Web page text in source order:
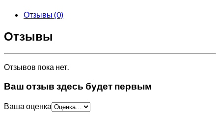
Отзывы (0)
Отзывы
Отзывов пока нет.
Ваш отзыв здесь будет первым
Ваша оценка